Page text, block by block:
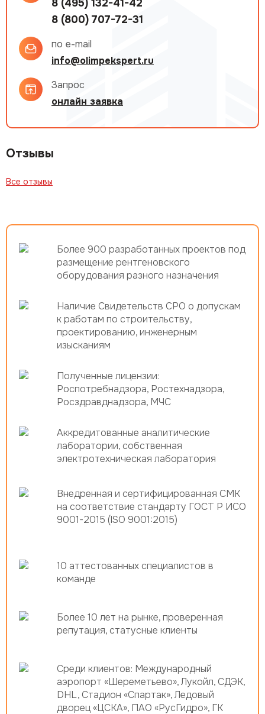
8 (495) 132-41-42
8 (800) 707-72-31
по e-mail
info@olimpekspert.ru
Запрос
онлайн заявка
Отзывы
Все отзывы
Более 900 разработанных проектов под
размещение рентгеновского
оборудования разного назначения
Наличие Свидетельств СРО о допускам
к работам по строительству,
проектированию, инженерным
изысканиям
Полученные лицензии:
Роспотребнадзора, Ростехнадзора,
Росздравднадзора, МЧС
Аккредитованные аналитические
лаборатории, собственная
электротехническая лаборатория
Внедренная и сертифицированная СМК
на соответствие стандарту ГОСТ Р ИСО
9001-2015 (ISO 9001:2015)
10 аттестованных специалистов в
команде
Более 10 лет на рынке, проверенная
репутация, статусные клиенты
Среди клиентов: Международный
аэропорт «Шереметьево», Лукойл, СДЭК,
DHL, Стадион «Спартак», Ледовый
дворец «ЦСКА», ПАО «РусГидро», ГК